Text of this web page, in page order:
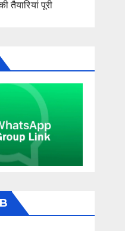
तैयारियां पूरी